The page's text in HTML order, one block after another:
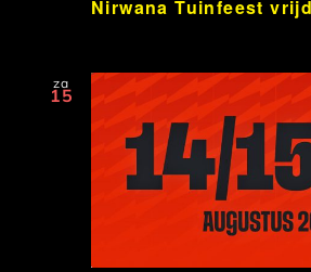
Nirwana Tuinfeest
za
15